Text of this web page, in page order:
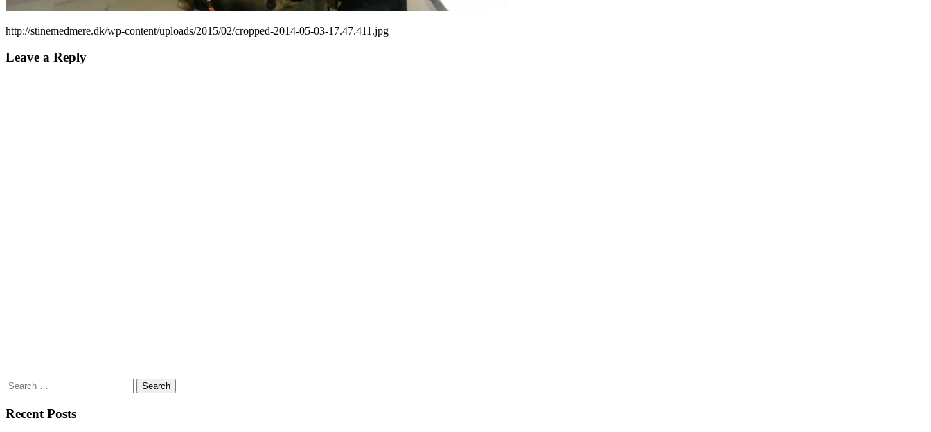
http://stinemedmere.dk/wp-content/uploads/2015/02/cropped-2014-05-03-17.47.411.jpg
Leave a Reply
Search
for:
Recent Posts